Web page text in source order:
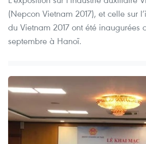
(Nepcon Vietnam 2017), et celle sur
du Vietnam 2017 ont été inaugurées
septembre à Hanoï.